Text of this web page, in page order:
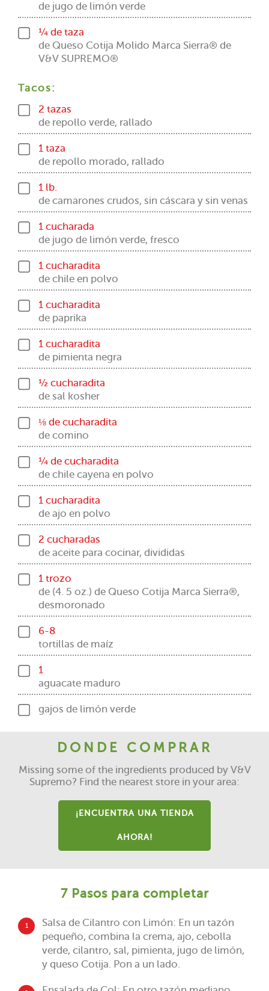
de jugo de limón verde
¼ de taza
de Queso Cotija Molido Marca Sierra® de
V&V SUPREMO®
Tacos:
2 tazas
de repollo verde, rallado
1 taza
de repollo morado, rallado
1 lb.
de camarones crudos, sin cáscara y sin venas
1 cucharada
de jugo de limón verde, fresco
1 cucharadita
de chile en polvo
1 cucharadita
de paprika
1 cucharadita
de pimienta negra
½ cucharadita
de sal kosher
⅛ de cucharadita
de comino
¼ de cucharadita
de chile cayena en polvo
1 cucharadita
de ajo en polvo
2 cucharadas
de aceite para cocinar, divididas
1 trozo
de (4. 5 oz.) de Queso Cotija Marca Sierra®,
desmoronado
6-8
tortillas de maíz
1
aguacate maduro
gajos de limón verde
DONDE COMPRAR
Missing some of the ingredients produced by V&V
Supremo? Find the nearest store in your area:
¡ENCUENTRA UNA TIENDA
AHORA!
7 Pasos para completar
1
Salsa de Cilantro con Limón: En un tazón
pequeño, combina la crema, ajo, cebolla
verde, cilantro, sal, pimienta, jugo de limón,
y queso Cotija. Pon a un lado.